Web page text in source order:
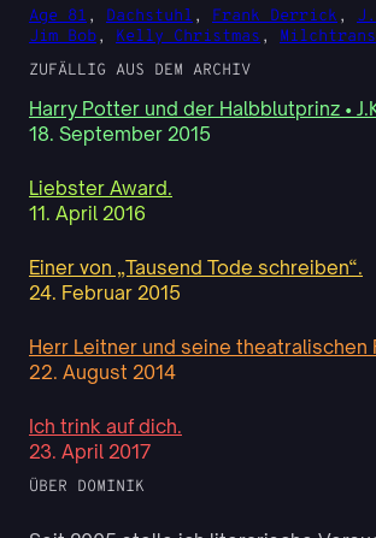
Age 81 , Dachstuhl , Frank Derrick ,
Jim Bob, Kelly Christmas ,
ZUFÄLLIG AUS DEM ARCHIV
Harry Potter und der Halbblutprinz •
18. September 2015
Liebster Award.
11. April 2016
Einer von „Tausend Tode schreiben“.
24. Februar 2015
Herr Leitner und seine theatralischen
22. August 2014
Ich trink auf dich.
23. April 2017
ÜBER DOMINIK